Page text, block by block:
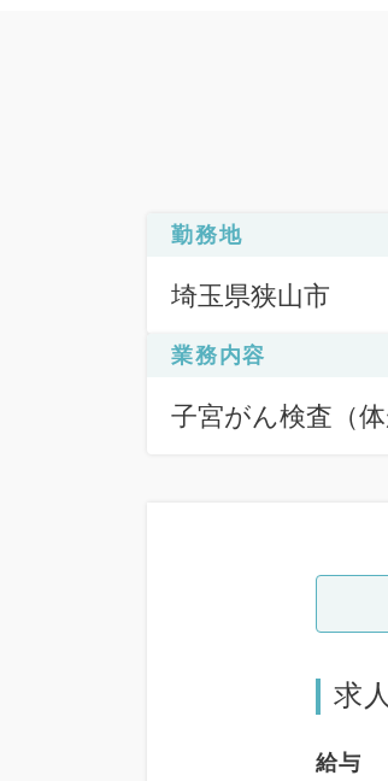
勤務地
埼玉県狭山市
業務内容
子宮がん検査（
求
給与